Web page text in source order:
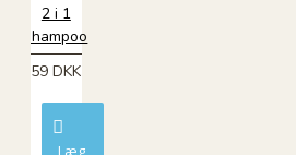
2 i 1
shampoo
59 DKK
Læg